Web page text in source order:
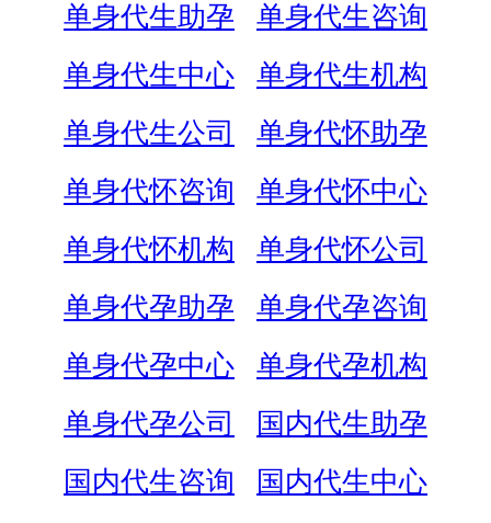
单身代生助孕
单身代生咨询
单身代生中心
单身代生机构
单身代生公司
单身代怀助孕
单身代怀咨询
单身代怀中心
单身代怀机构
单身代怀公司
单身代孕助孕
单身代孕咨询
单身代孕中心
单身代孕机构
单身代孕公司
国内代生助孕
国内代生咨询
国内代生中心